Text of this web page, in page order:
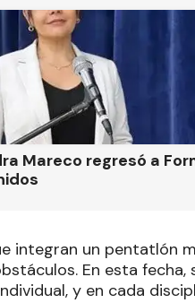
Mareco regresó a
integran un pentatlón
En esta
y en cada